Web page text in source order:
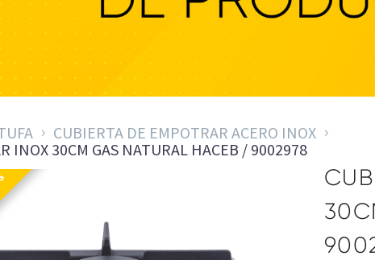
CUB 30 INOX HF
CUBIERTA DE EMPOTRAR ACERO INOX
INOX 30CM GAS NATURAL HACEB / 9002978